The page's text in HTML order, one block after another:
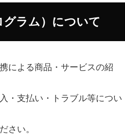
ラム）について
による商品・サービスの紹
・支払い・トラブル等につい
さい。